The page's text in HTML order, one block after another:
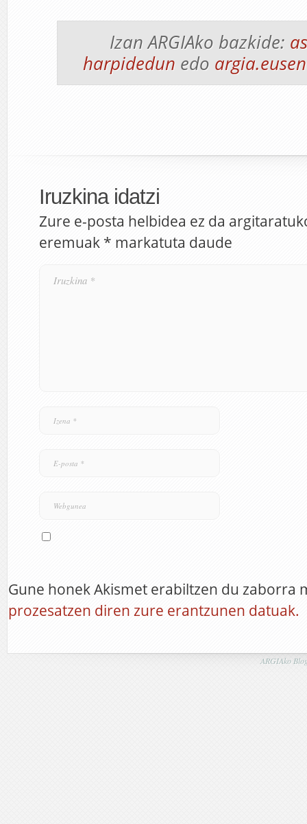
Izan ARGIAko bazkide:
harpidedun edo
Iruzkina idatzi
Zure e-posta helbidea ez da
eremuak * markatuta daude
Gune honek Akismet erabiltzen du zaborra
prozesatzen diren zure erantzunen datuak.
ARGIAko